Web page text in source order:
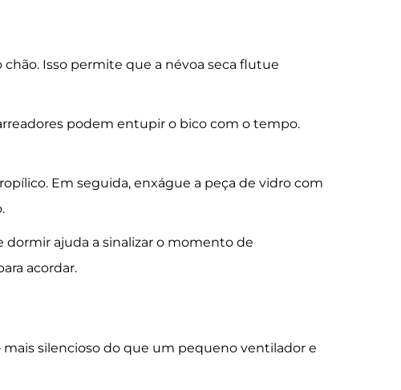
Isso permite que a névoa seca flutue
podem entupir o bico com o tempo.
Em seguida, enxágue a peça de vidro com
dormir ajuda a sinalizar o momento de
acordar.
silencioso do que um pequeno ventilador e